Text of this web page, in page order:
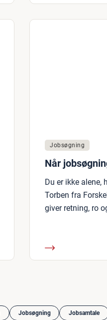
Jobsøgning
Når
Du er ikke alene,
Torben fra
giver retning, ro
Jobsøgning Jobsamtale